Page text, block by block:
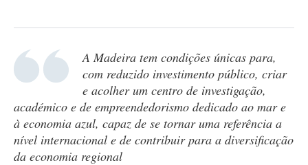
A Madeira tem condições únicas para,
com reduzido investimento público, criar
e acolher um centro de investigação,
académico e de empreendedorismo dedicado ao mar e
à economia azul, capaz de se tornar uma referência a
nível internacional e de contribuir para a diversificação
da economia regional